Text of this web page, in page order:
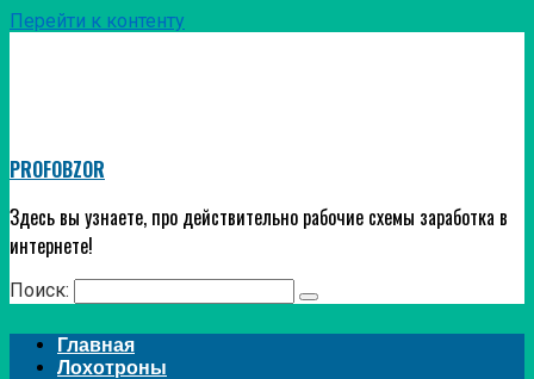
Перейти к контенту
PROFOBZOR
Здесь вы узнаете, про действительно рабочие схемы заработка в
интернете!
Поиск:
Главная
Лохотроны